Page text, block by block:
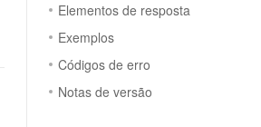
Elementos de resposta
Exemplos
Códigos de erro
Notas de versão